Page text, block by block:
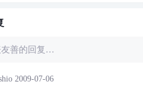
友善的回复…
2009-07-06